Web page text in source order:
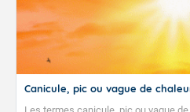
Canicule, pic ou vague de